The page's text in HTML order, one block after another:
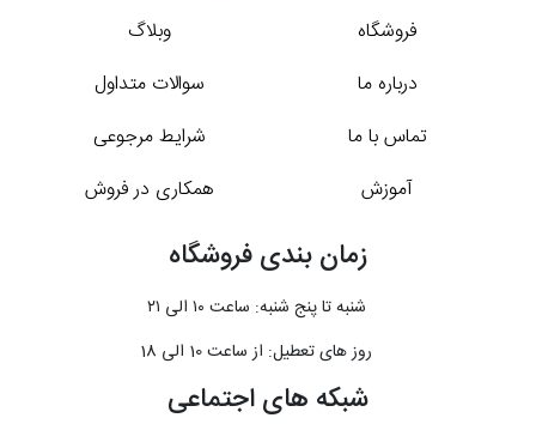
فروشگاه
وبلاگ
درباره ما
سوالات متداول
تماس با ما
شرایط مرجوعی
آموزش
همکاری در فروش
زمان بندی فروشگاه
شنبه تا پنج شنبه: ساعت ۱۰ الی ۲۱
روز های تعطیل: از ساعت 10 الی 18
شبکه های اجتماعی